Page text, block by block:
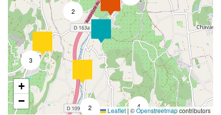
2
4
2
3
+
−
Leaflet | ©Openstreetmapcontributors